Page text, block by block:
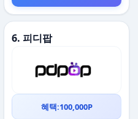
6. 피디팝
혜택:100,000P